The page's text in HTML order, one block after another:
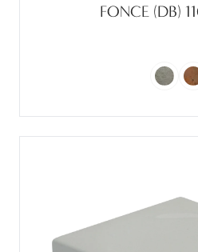
FONCE (DB)